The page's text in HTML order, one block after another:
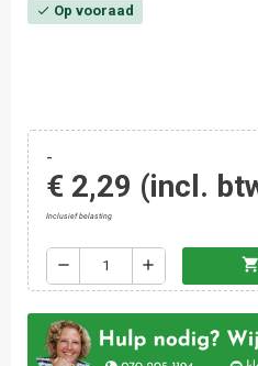
check Op vooraad
-
€ 2,29 (incl.
Inclusief belasting
remove add shopping_cart